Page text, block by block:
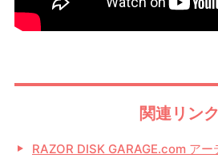
関連リンク
RAZOR DISK GARAGE.com アー